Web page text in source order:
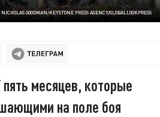
GOODMAN/KEYSTONE PRESS AGENCY/GLOBALLOOKPRESS
месяцев, которые
на поле боя